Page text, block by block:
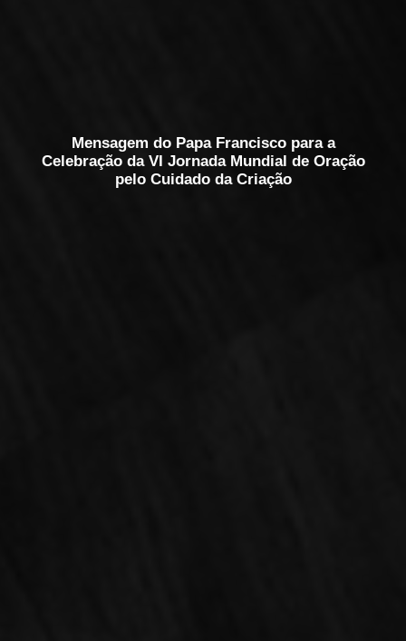
Mensagem do Papa Francisco para a
Celebração da VI Jornada Mundial de Oração
pelo Cuidado da Criação